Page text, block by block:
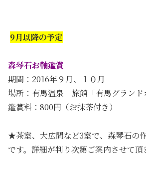
9月以降の予定
森琴石お軸鑑賞
期間：2016年９月、１０月
場所：有馬温泉 旅館「有馬グランド
鑑賞料：800円（お抹茶付き）
★茶室、大広間など3室で、森琴石の
です。詳細が判り次第ご案内させて頂